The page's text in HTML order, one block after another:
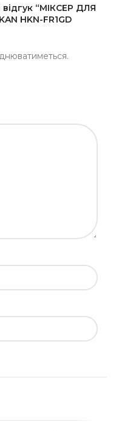
“МІКСЕР ДЛЯ
HKN-FR1GD